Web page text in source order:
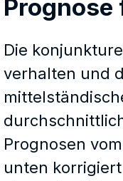
Die
verhalten und
Prognosen
unten